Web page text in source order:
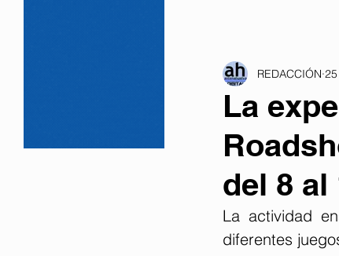
La
del 8 al
REDACCIÓN
La actividad
diferentes